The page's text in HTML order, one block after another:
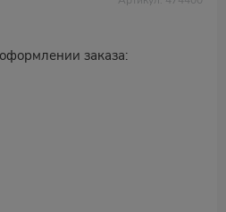
заказа: